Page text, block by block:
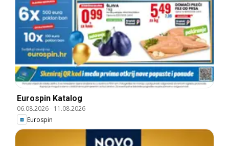
Eurospin Katalog
06.08.2026- 11.08.2026
Eurospin